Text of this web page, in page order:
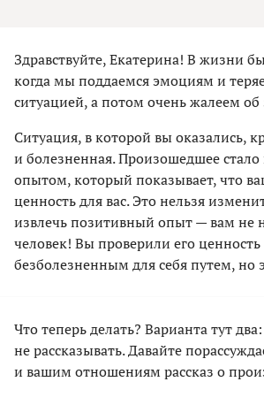
Здравствуйте, Екатерина! В жизни
когда мы поддаемся эмоциям и
ситуацией, а потом очень жалеем об
Ситуация, в которой вы оказались,
и болезненная. Произошедшее
опытом, который показывает, что
ценность для вас. Это нельзя
извлечь позитивный опыт — вам не
человек! Вы проверили его
безболезненным для себя путем, но
Что теперь делать? Варианта тут
не рассказывать. Давайте
и вашим отношениям рассказ о